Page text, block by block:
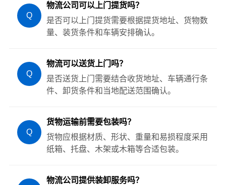
Q
物流公司可以上门提货吗？
是否可以上门提货需要根据提货地址、货物数
量、装货条件和车辆安排确认。
Q
物流可以送货上门吗？
是否送货上门需要结合收货地址、车辆通行条
件、卸货条件和当地配送范围确认。
Q
货物运输前需要包装吗？
货物应根据材质、形状、重量和易损程度采用
纸箱、托盘、木架或木箱等合适包装。
物流公司提供装卸服务吗？